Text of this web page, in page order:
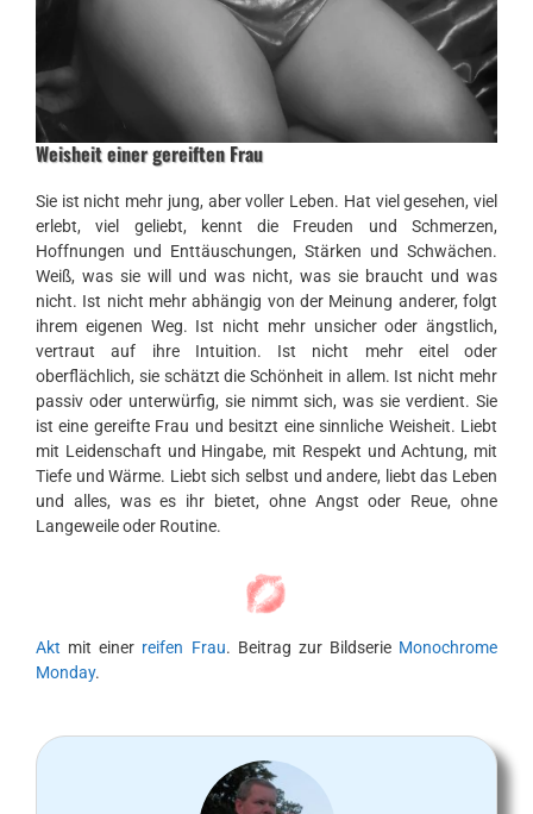
Weisheit einer gereiften Frau
Sie ist nicht mehr jung, aber voller Leben. Hat viel gesehen, viel
erlebt, viel geliebt, kennt die Freuden und Schmerzen,
Hoffnungen und Enttäuschungen, Stärken und Schwächen.
Weiß, was sie will und was nicht, was sie braucht und was
nicht. Ist nicht mehr abhängig von der Meinung anderer, folgt
ihrem eigenen Weg. Ist nicht mehr unsicher oder ängstlich,
vertraut auf ihre Intuition. Ist nicht mehr eitel oder
oberflächlich, sie schätzt die Schönheit in allem. Ist nicht mehr
passiv oder unterwürfig, sie nimmt sich, was sie verdient. Sie
ist eine gereifte Frau und besitzt eine sinnliche Weisheit. Liebt
mit Leidenschaft und Hingabe, mit Respekt und Achtung, mit
Tiefe und Wärme. Liebt sich selbst und andere, liebt das Leben
und alles, was es ihr bietet, ohne Angst oder Reue, ohne
Langeweile oder Routine.
Akt mit einer reifen Frau. Beitrag zur Bildserie Monochrome
Monday.